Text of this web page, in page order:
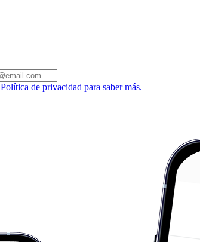
Política de privacidad para saber más.